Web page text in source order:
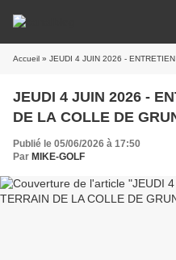
Accueil » JEUDI 4 JUIN 2026 -
JEUDI 4 JUIN 2026 -
DE LA COLLE DE
Publié le 05/06/2026 à 17:50
Par MIKE-GOLF